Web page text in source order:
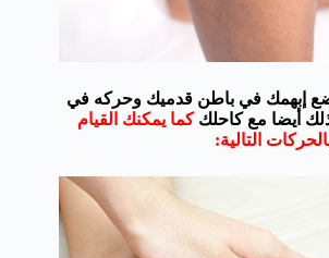
إبهمك في باطن قدميك وحركه في
أيضا مع كاحلككما يمكنك القيام
التالية: